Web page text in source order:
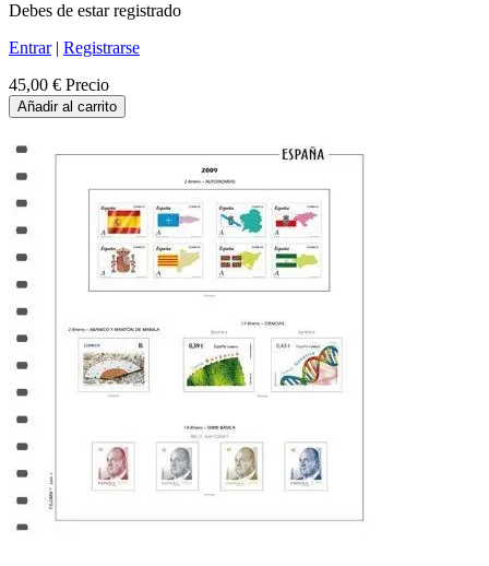
Debes de estar registrado
Entrar| Registrarse
45,00 € Precio
Añadir al carrito